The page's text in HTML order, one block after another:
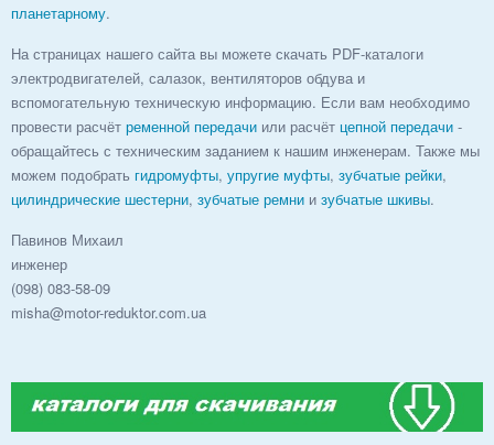
планетарному.
На страницах нашего сайта вы можете скачать PDF-каталоги
электродвигателей, салазок, вентиляторов обдува и
вспомогательную техническую информацию. Если вам необходимо
провести расчёт ременной передачи или расчёт цепной передачи -
обращайтесь с техническим заданием к нашим инженерам. Также мы
можем подобрать гидромуфты, упругие муфты, зубчатые рейки,
цилиндрические шестерни, зубчатые ремни и зубчатые шкивы.
Павинов Михаил
инженер
(098) 083-58-09
misha@motor-reduktor.com.ua